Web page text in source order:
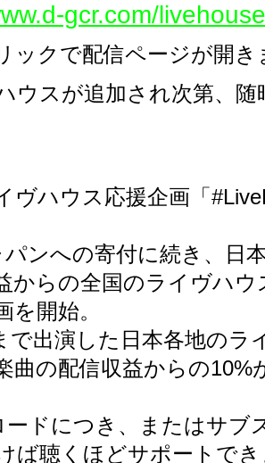
gcr.com/
ックで配信ページが開き
ウスが追加され次第、随
ヴハウス応援企画「
ンへの寄付に続き、日
からの全国のライヴハウ
を開始。
で出演した日本各地のラ
曲の配信収益からの10%
ードにつき、またはサブ
ば聴くほどサポートで